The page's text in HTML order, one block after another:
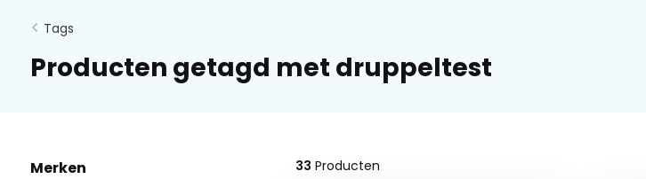
Tags
Producten getagd met druppeltest
Merken 33 Producten